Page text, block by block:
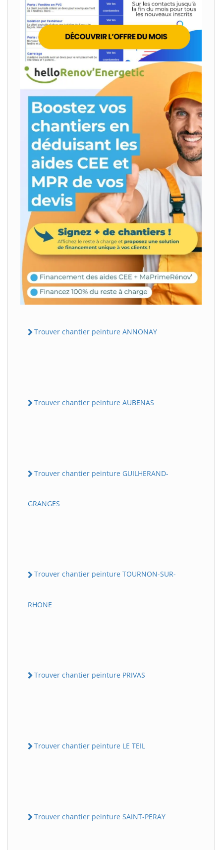
Trouver chantier peinture ANNONAY
Trouver chantier peinture AUBENAS
Trouver chantier peinture GUILHERAND-
GRANGES
Trouver chantier peinture TOURNON-SUR-
RHONE
Trouver chantier peinture PRIVAS
Trouver chantier peinture LE TEIL
Trouver chantier peinture SAINT-PERAY